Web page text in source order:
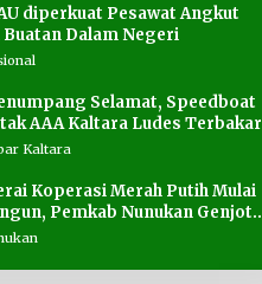
diperkuat Pesawat Angkut
Buatan Dalam Negeri
Selamat, Speedboat
AAA Kaltara Ludes Terbakar
Kaltara
Koperasi Merah Putih Mulai
Pemkab Nunukan Genjot
Lahan